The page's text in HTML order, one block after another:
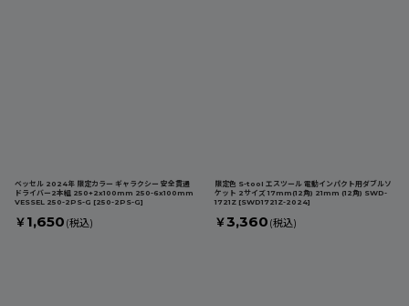
ベッセル 2024年 限定カラー ギャラクシー 安全貫通
ドライバー2本組 250+2x100mm 250-6x100mm
VESSEL 250-2PS-G [250-2PS-G]
￥ 1,650 (税込)
限定色 S-tool エスツール 電動インパクト用ダブルソ
ケット 2サイズ 17mm(12角) 21mm (12角) SWD-
1721Z [SWD1721Z-2024]
￥3,360 (税込)